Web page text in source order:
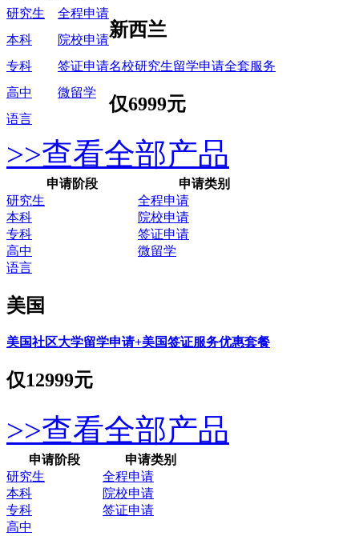
研究生
全程申请
新西兰
名校研究生留学申请全套服务
仅6999元
本科
院校申请
专科
签证申请
高中
微留学
语言
>>查看全部产品
申请阶段
申请类别
研究生
全程申请
本科
院校申请
专科
签证申请
高中
微留学
语言
美国
美国社区大学留学申请+美国签证服务优惠套餐
仅12999元
>>查看全部产品
申请阶段
申请类别
研究生
全程申请
本科
院校申请
专科
签证申请
高中